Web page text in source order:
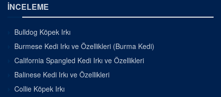
İNCELEME
Bulldog Köpek Irkı
Burmese Kedi Irkı ve Özellikleri (Burma Kedi)
California Spangled Kedi Irkı ve Özellikleri
Balinese Kedi Irkı ve Özellikleri
Collie Köpek Irkı